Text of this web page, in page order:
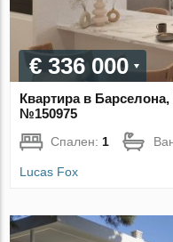
€ 336 000
Квартира в
№150975
Спален:1
Lucas Fox